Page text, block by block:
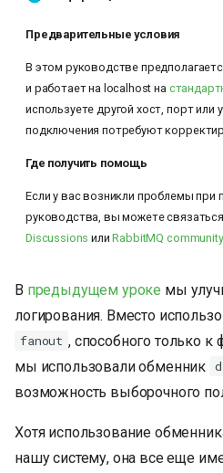
о
и
Предварительные условия
В этом руководстве
и работает на localhost на
используете другой хост, порт
подключения потребуют
Где получить помощь
Если у вас возникли проблемы при
руководства, вы можете
Discussions илиRabbitMQ
В предыдущем уроке мы
логирования. Вместо
fanout , способного только к
мы использовали обменник
возможность выборочного
Хотя использование
нашу систему, она все еще